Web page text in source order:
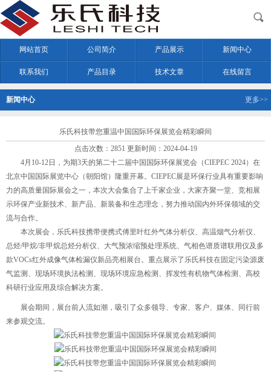
网站首页 公司简介 产品展示 新闻中心
联系我们 产品目录 技术文章 在线留言
新闻中心 更多>>
乐氏科技带您重温中国国际环保展览会精彩瞬间
点击次数：2851 更新时间：2024-04-19
4月10-12日，为期3天的第二十二届中国国际环保展览会（CIEPEC 2024）在
北京中国国际展览中心（朝阳馆）隆重开幕。CIEPEC展是环保行业具有重要影响
力的高质量国际展会之一，本次大会集合了上千家企业，大家齐聚一堂、竞相展
示环保产业新技术、新产品、新装备和生态理念，努力推动国内外环保领域的交
流与合作。
本次展会，乐氏科技携带便携式傅里叶红外气体分析仪、高温烟气分析仪、
总烃/甲烷/非甲烷总烃分析仪、大气预浓缩预处理系统、气相色谱质谱联用仪及多
款VOCs红外成像气体检漏仪新品亮相展台。重点展示了乐氏科技在固定污染源废
气监测、现场环境执法检测、现场环境应急检测、挥发性有机物气体检测、高校
科研行业应用及综合解决方案。
展会期间，展台前人流如潮，吸引了众多领导、专家、客户、媒体、同行前
来参观交流。